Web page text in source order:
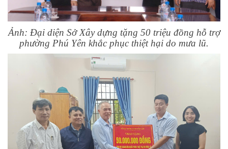
Ảnh: Đại diện Sở Xây dựng tặng 50 triệu đồng hỗ trợ
phường Phú Yên khắc phục thiệt hại do mưa lũ.